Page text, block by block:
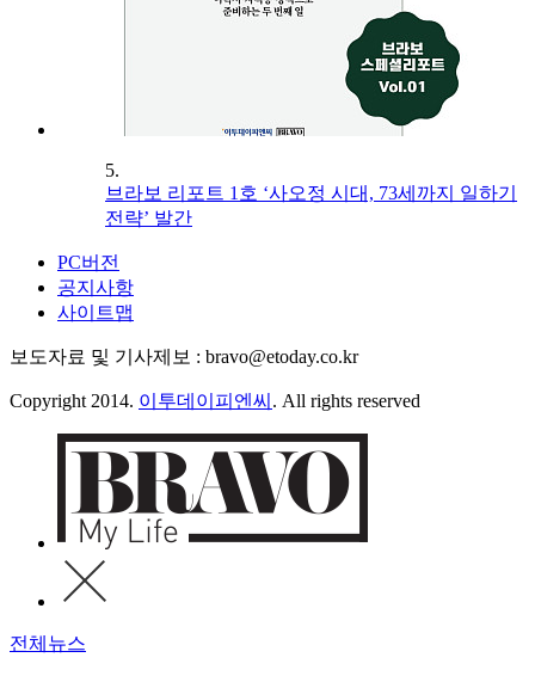
5.
브라보 리포트 1호 ‘사오정 시대, 73세까지 일하기
전략’ 발간
PC버전
공지사항
사이트맵
보도자료 및 기사제보 : bravo@etoday.co.kr
Copyright 2014. 이투데이피엔씨 . All rights reserved
전체뉴스